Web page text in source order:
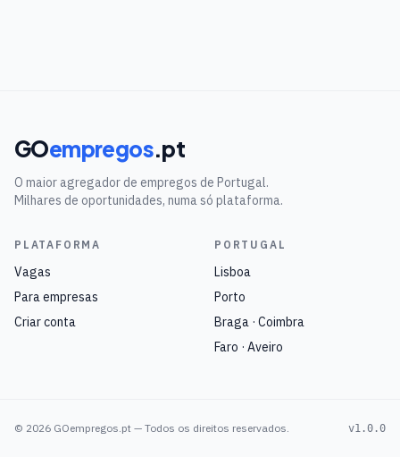
GOempregos.pt
O maior agregador de empregos de Portugal.
Milhares de oportunidades, numa só plataforma.
PLATAFORMA
Vagas
Para empresas
Criar conta
PORTUGAL
Lisboa
Porto
Braga · Coimbra
Faro · Aveiro
© 2026 GOempregos.pt — Todos os direitos reservados. v1.0.0